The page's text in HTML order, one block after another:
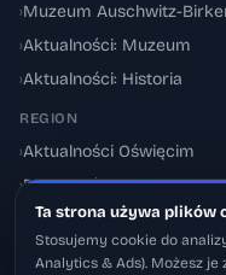
›Muzeum Auschwitz-
›Aktualności: Muzeum
›Aktualności: Historia
REGION
›Aktualności Oświęcim
›Powiat oświęcimski
Utrudnienia drogowe
Ta strona używa plików
Stosujemy cookie do
Analytics & Ads). Możesz